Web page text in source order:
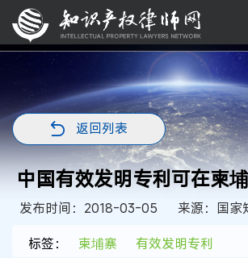
返回列表
中国有效发明专利可在柬
发布时间：2018-03-05
来源：国家
标签：
柬埔寨 有效发明专利